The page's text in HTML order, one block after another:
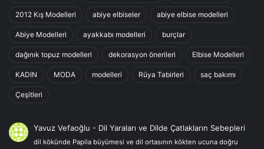
2012 Kış Modelleri abiye elbiseler abiye elbise modelleri
Abiye Modelleri ayakkabı modelleri burçlar
dağınık topuz modelleri dekorasyon önerileri Elbise Modelleri
KADIN MODA modelleri Rüya Tabirleri saç bakımı
Çeşitleri
Yavuz Vefaoğlu - Dil Yaraları ve Dilde Çatlakların Sebepleri
dil kökünde Papila büyümesi ve dil ortasının kökten ucuna doğru